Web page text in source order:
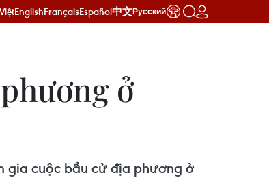
EnglishFrançaisEspañol中文Русский
ở
gia cuộc bầu cử địa phương ở